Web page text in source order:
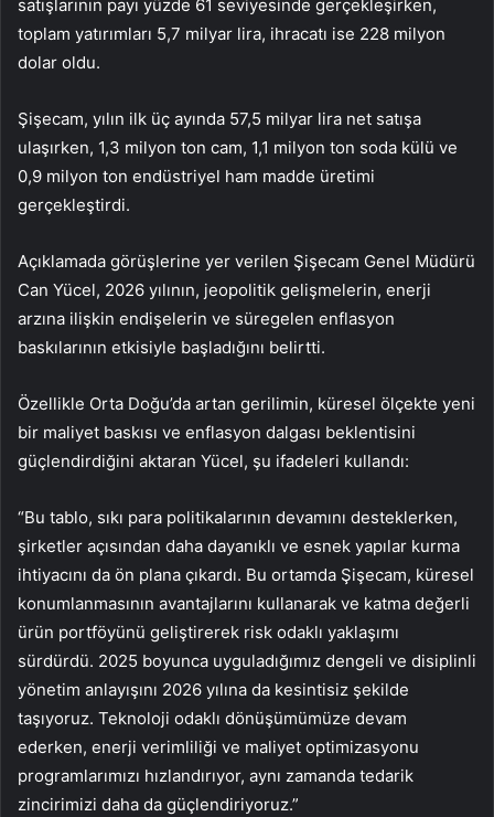
satışlarının payı yüzde 61 seviyesinde gerçekleşirken,
toplam yatırımları 5,7 milyar lira, ihracatı ise 228 milyon
dolar oldu.
Şişecam, yılın ilk üç ayında 57,5 milyar lira net satışa
ulaşırken, 1,3 milyon ton cam, 1,1 milyon ton soda külü ve
0,9 milyon ton endüstriyel ham madde üretimi
gerçekleştirdi.
Açıklamada görüşlerine yer verilen Şişecam Genel Müdürü
Can Yücel, 2026 yılının, jeopolitik gelişmelerin, enerji
arzına ilişkin endişelerin ve süregelen enflasyon
baskılarının etkisiyle başladığını belirtti.
Özellikle Orta Doğu’da artan gerilimin, küresel ölçekte yeni
bir maliyet baskısı ve enflasyon dalgası beklentisini
güçlendirdiğini aktaran Yücel, şu ifadeleri kullandı:
“Bu tablo, sıkı para politikalarının devamını desteklerken,
şirketler açısından daha dayanıklı ve esnek yapılar kurma
ihtiyacını da ön plana çıkardı. Bu ortamda Şişecam, küresel
konumlanmasının avantajlarını kullanarak ve katma değerli
ürün portföyünü geliştirerek risk odaklı yaklaşımı
sürdürdü. 2025 boyunca uyguladığımız dengeli ve disiplinli
yönetim anlayışını 2026 yılına da kesintisiz şekilde
taşıyoruz. Teknoloji odaklı dönüşümümüze devam
ederken, enerji verimliliği ve maliyet optimizasyonu
programlarımızı hızlandırıyor, aynı zamanda tedarik
zincirimizi daha da güçlendiriyoruz.”